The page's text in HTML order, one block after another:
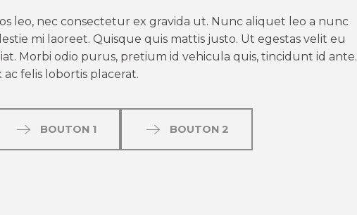
leo, nec consectetur ex gravida ut. Nunc aliquet leo a nunc
mi laoreet. Quisque quis mattis justo. Ut egestas velit eu
Morbi odio purus, pretium id vehicula quis, tincidunt id ante.
felis lobortis placerat.
BOUTON 1 BOUTON 2